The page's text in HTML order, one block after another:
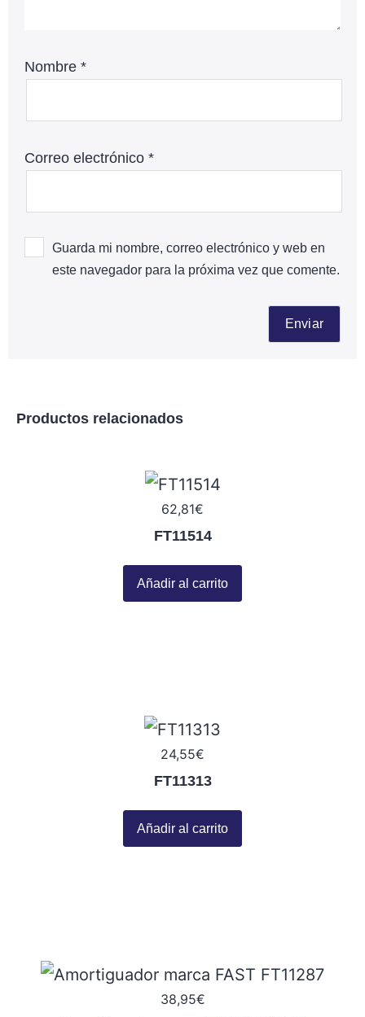
Nombre *
Correo electrónico *
Guarda mi nombre, correo electrónico y web en
este navegador para la próxima vez que comente.
Productos relacionados
FT11514
62,81€
Añadir al carrito
FT11313
24,55€
Añadir al carrito
38,95€